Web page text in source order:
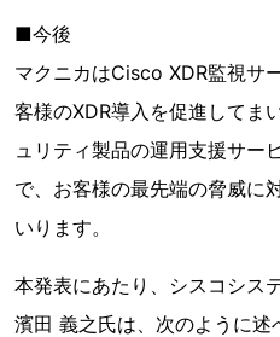
■今後
マクニカはCisco XDR監視サ
客様のXDR導入を促進してま
ュリティ製品の運用支援サー
で、お客様の最先端の脅威に
いります。
本発表にあたり、シスコシス
濱田 義之氏は、次のように述